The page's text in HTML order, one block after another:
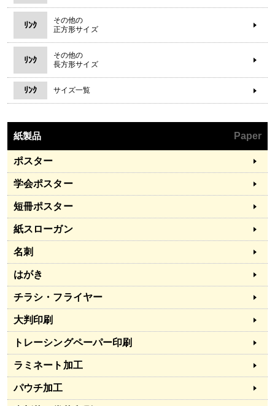
ﾘﾝｸ
その他の
正方形サイズ
ﾘﾝｸ
その他の
長方形サイズ
ﾘﾝｸ サイズ一覧
紙製品 Paper
ポスター
学会ポスター
短冊ポスター
紙スローガン
名刺
はがき
チラシ・フライヤー
大判印刷
トレーシングペーパー印刷
ラミネート加工
パウチ加工